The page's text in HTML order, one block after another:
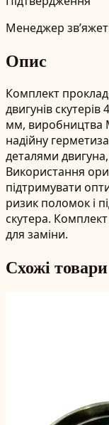
Менеджер
Опис
Комплект
двигунів
мм, виробництва
надійну
деталями двигуна,
Використання
підтримувати
ризик поломок і
скутера.
для заміни.
Схожі товари